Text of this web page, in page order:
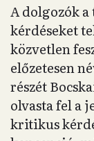
A dolgozók a
kérdéseket
közvetlen
előzetesen
részét
olvasta fel a
kritikus